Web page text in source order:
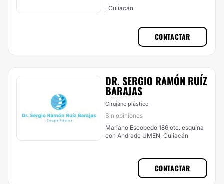
, Culiacán
CONTACTAR
DR. SERGIO RAMÓN RUÍZ
BARAJAS
Cirujano plástico
Sin opiniones
Mariano Escobedo 186 ote. esquina
con Andrade UMEN, Culiacán
CONTACTAR